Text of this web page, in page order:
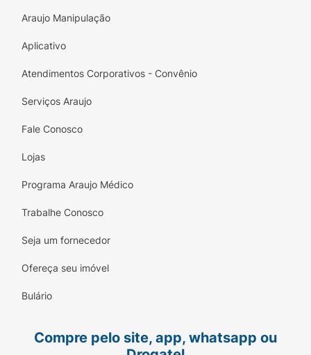
Araujo Manipulação
Aplicativo
Atendimentos Corporativos - Convênio
Serviços Araujo
Fale Conosco
Lojas
Programa Araujo Médico
Trabalhe Conosco
Seja um fornecedor
Ofereça seu imóvel
Bulário
Compre pelo site, app, whatsapp ou